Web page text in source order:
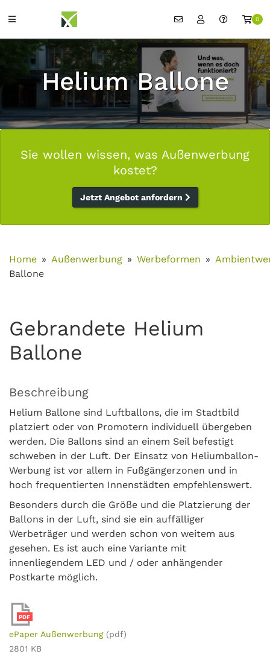
0
Helium Ballone
Sie wollen wissen, was Außenwerbung
kostet?
Jetzt Angebot anfordern
Home Außenwerbung Werbeformen
Ballone
Gebrandete Helium
Ballone
Beschreibung
Helium Ballone sind Luftballons, die im Stadtbild
platziert oder von Promotern individuell übergeben
werden. Die Ballons sind an einem Seil befestigt
schweben in der Luft. Der Einsatz von Heliumballon-
Werbung ist vor allem in Fußgängerzonen und in
hoch frequentierten Innenstädten empfehlenswert.
Besonders durch die Größe und die Platzierung der
Ballons in der Luft, sind sie ein auffälliger
Werbeträger und werden schon von weitem aus
gesehen. Es ist auch eine Variante mit
innenliegendem LED und / oder anhängender
Postkarte möglich.
PDF
ePaper Außenwerbung (pdf)
2801 KB